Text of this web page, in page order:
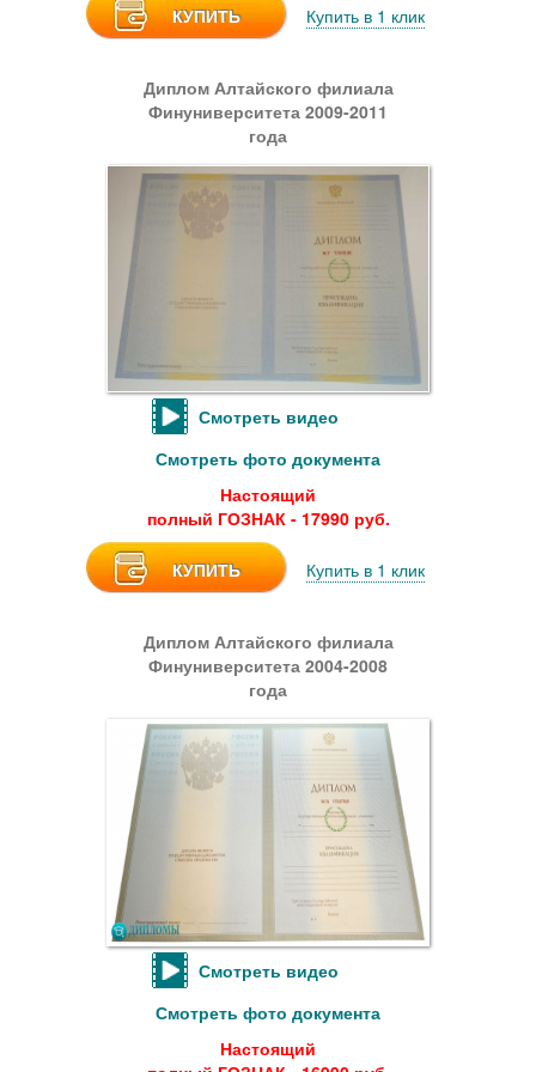
КУПИТЬ Купить в 1 клик
Диплом Алтайского филиала
Финуниверситета 2009-2011
года
Смотреть видео
Смотреть фото документа
Настоящий
полный ГОЗНАК - 17990 руб.
КУПИТЬ Купить в 1 клик
Диплом Алтайского филиала
Финуниверситета 2004-2008
года
Смотреть видео
Смотреть фото документа
Настоящий